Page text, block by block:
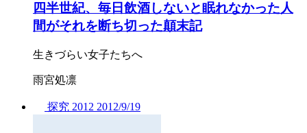
四半世紀、毎日飲酒しないと眠れなかった人
間がそれを断ち切った顛末記
生きづらい女子たちへ
雨宮処凛
探究 2012 2012/9/19